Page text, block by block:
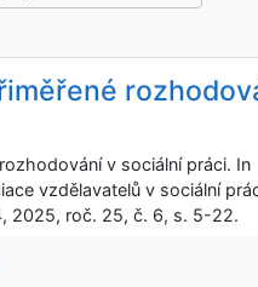
v sociální práci. In
vzdělavatelů v sociální
2025, roč. 25, č. 6, s. 5-22.